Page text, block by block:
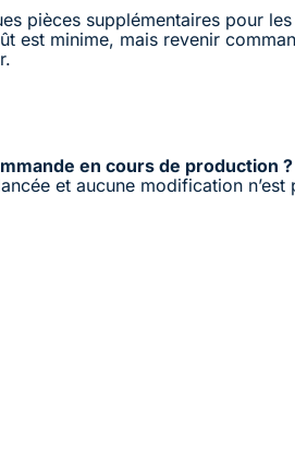
pièces supplémentaires pour
est minime, mais revenir
en cours de production ?
et aucune modification n’est